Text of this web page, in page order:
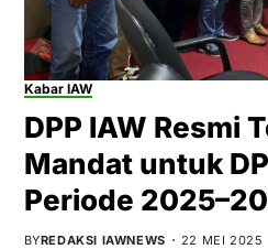
Kabar IAW
DPP IAW Resmi
Mandat untuk
Periode
BYREDAKSI IAWNEWS 22 MEI 2025